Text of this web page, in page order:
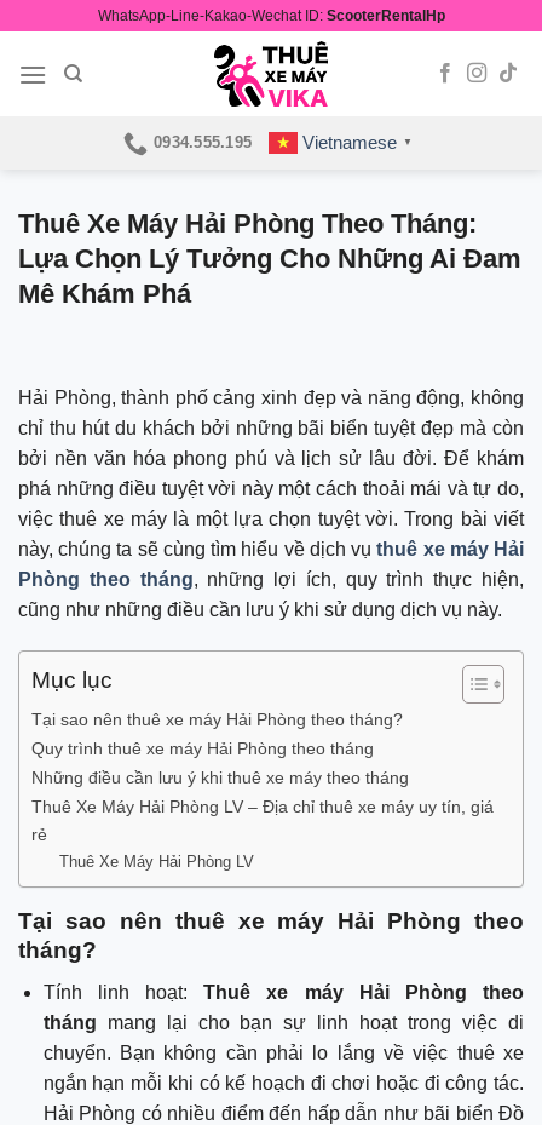
content
WhatsApp-Line-Kakao-Wechat ID: ScooterRentalHp
0934.555.195 Vietnamese ▼
Thuê Xe Máy Hải Phòng Theo Tháng:
Lựa Chọn Lý Tưởng Cho Những Ai Đam
Mê Khám Phá
Hải Phòng, thành phố cảng xinh đẹp và năng động, không
chỉ thu hút du khách bởi những bãi biển tuyệt đẹp mà còn
bởi nền văn hóa phong phú và lịch sử lâu đời. Để khám
phá những điều tuyệt vời này một cách thoải mái và tự do,
việc thuê xe máy là một lựa chọn tuyệt vời. Trong bài viết
này, chúng ta sẽ cùng tìm hiểu về dịch vụ thuê xe máy Hải
Phòng theo tháng, những lợi ích, quy trình thực hiện,
cũng như những điều cần lưu ý khi sử dụng dịch vụ này.
Mục lục
Tại sao nên thuê xe máy Hải Phòng theo tháng?
Quy trình thuê xe máy Hải Phòng theo tháng
Những điều cần lưu ý khi thuê xe máy theo tháng
Thuê Xe Máy Hải Phòng LV – Địa chỉ thuê xe máy uy tín, giá
rẻ
Thuê Xe Máy Hải Phòng LV
Tại sao nên thuê xe máy Hải Phòng theo
tháng?
Tính linh hoạt:Thuê xe máy Hải Phòng theo
tháng mang lại cho bạn sự linh hoạt trong việc di
chuyển. Bạn không cần phải lo lắng về việc thuê xe
ngắn hạn mỗi khi có kế hoạch đi chơi hoặc đi công tác.
Hải Phòng có nhiều điểm đến hấp dẫn như bãi biển Đồ